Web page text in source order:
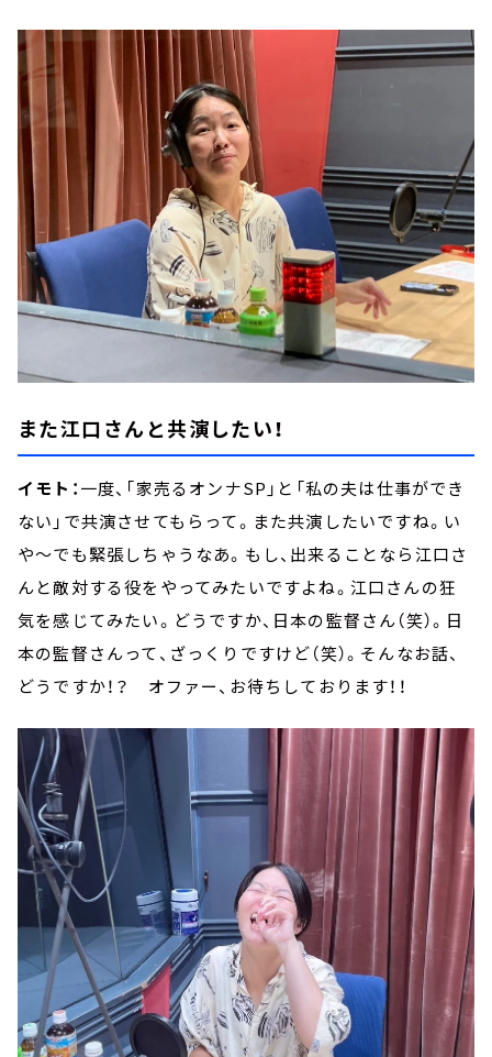
また江口さんと共演したい！
イモト：一度、「家売るオンナSP」と「私の夫は仕事ができ
ない」で共演させてもらって。また共演したいですね。い
や～でも緊張しちゃうなあ。もし、出来ることなら江口さ
んと敵対する役をやってみたいですよね。江口さんの狂
気を感じてみたい。どうですか、日本の監督さん（笑）。日
本の監督さんって、ざっくりですけど（笑）。そんなお話、
どうですか！？ オファー、お待ちしております！！